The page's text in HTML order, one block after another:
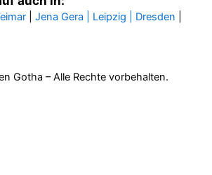
Jena Gera | Leipzig | Dresden
Gotha – Alle Rechte vorbehalten.